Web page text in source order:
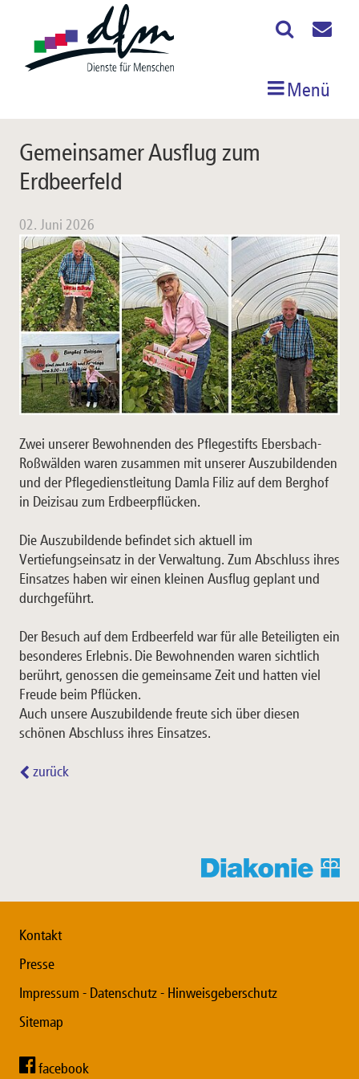
Menü
Gemeinsamer Ausflug zum
Erdbeerfeld
02. Juni 2026
Zwei unserer Bewohnenden des Pflegestifts Ebersbach-
Roßwälden waren zusammen mit unserer Auszubildenden
und der Pflegedienstleitung Damla Filiz auf dem Berghof
in Deizisau zum Erdbeerpflücken.
Die Auszubildende befindet sich aktuell im
Vertiefungseinsatz in der Verwaltung. Zum Abschluss ihres
Einsatzes haben wir einen kleinen Ausflug geplant und
durchgeführt.
Der Besuch auf dem Erdbeerfeld war für alle Beteiligten ein
besonderes Erlebnis. Die Bewohnenden waren sichtlich
berührt, genossen die gemeinsame Zeit und hatten viel
Freude beim Pflücken.
Auch unsere Auszubildende freute sich über diesen
schönen Abschluss ihres Einsatzes.
zurück
Kontakt
Presse
Impressum - Datenschutz - Hinweisgeberschutz
Sitemap
facebook